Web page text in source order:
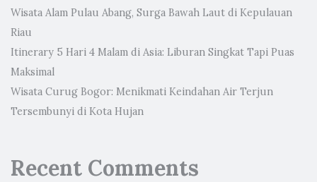
Wisata Alam Pulau Abang, Surga Bawah Laut di Kepulauan
Riau
Itinerary 5 Hari 4 Malam di Asia: Liburan Singkat Tapi Puas
Maksimal
Wisata Curug Bogor: Menikmati Keindahan Air Terjun
Tersembunyi di Kota Hujan
Recent Comments